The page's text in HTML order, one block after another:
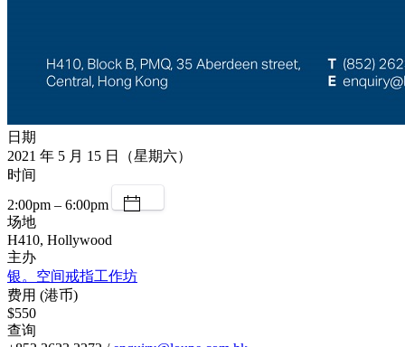
日期
2021 年 5 月 15 日（星期六）
时间
2:00pm – 6:00pm
场地
H410, Hollywood
主办
银。空间戒指工作坊
费用 (港币)
$550
查询